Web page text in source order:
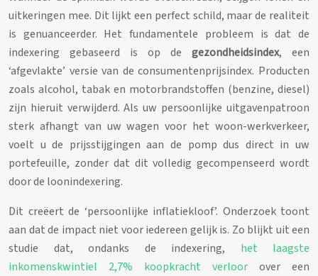
uitkeringen mee. Dit lijkt een perfect schild, maar de realiteit
is genuanceerder. Het fundamentele probleem is dat de
indexering gebaseerd is op de gezondheidsindex, een
‘afgevlakte’ versie van de consumentenprijsindex. Producten
zoals alcohol, tabak en motorbrandstoffen (benzine, diesel)
zijn hieruit verwijderd. Als uw persoonlijke uitgavenpatroon
sterk afhangt van uw wagen voor het woon-werkverkeer,
voelt u de prijsstijgingen aan de pomp dus direct in uw
portefeuille, zonder dat dit volledig gecompenseerd wordt
door de loonindexering.
Dit creëert de ‘persoonlijke inflatiekloof’. Onderzoek toont
aan dat de impact niet voor iedereen gelijk is. Zo blijkt uit een
studie dat, ondanks de indexering, het laagste
inkomenskwintiel 2,7% koopkracht verloor over een